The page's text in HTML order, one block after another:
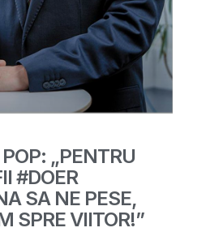
„PENTRU
#DOER
SA NE PESE,
SPRE VIITOR!”